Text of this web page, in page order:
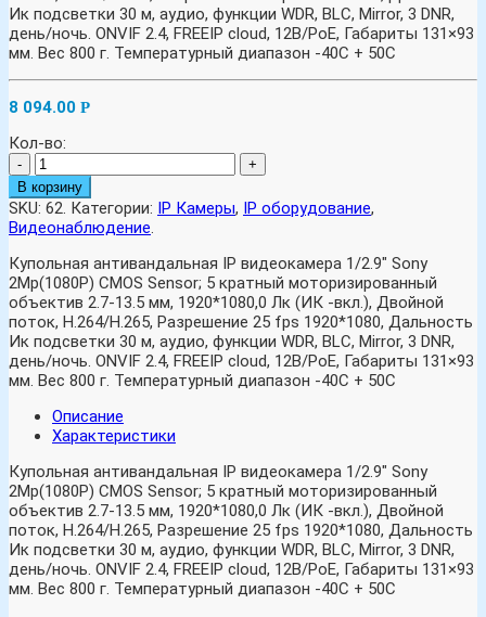
Ик подсветки 30 м, аудио, функции WDR, BLC, Mirror, 3 DNR,
день/ночь. ONVIF 2.4, FREEIP cloud, 12В/PoE, Габариты 131×93
мм. Вес 800 г. Температурный диапазон -40С + 50С
8 094.00 Р
Кол-во:
-
+
В корзину
SKU: 62. Категории: IP Камеры, IP оборудование,
Видеонаблюдение.
Купольная антивандальная IP видеокамера 1/2.9″ Sony
2Mp(1080P) CMOS Sensor; 5 кратный моторизированный
объектив 2.7-13.5 мм, 1920*1080,0 Лк (ИК -вкл.), Двойной
поток, H.264/H.265, Разрешение 25 fps 1920*1080, Дальность
Ик подсветки 30 м, аудио, функции WDR, BLC, Mirror, 3 DNR,
день/ночь. ONVIF 2.4, FREEIP cloud, 12В/PoE, Габариты 131×93
мм. Вес 800 г. Температурный диапазон -40С + 50С
Описание
Характеристики
Купольная антивандальная IP видеокамера 1/2.9″ Sony
2Mp(1080P) CMOS Sensor; 5 кратный моторизированный
объектив 2.7-13.5 мм, 1920*1080,0 Лк (ИК -вкл.), Двойной
поток, H.264/H.265, Разрешение 25 fps 1920*1080, Дальность
Ик подсветки 30 м, аудио, функции WDR, BLC, Mirror, 3 DNR,
день/ночь. ONVIF 2.4, FREEIP cloud, 12В/PoE, Габариты 131×93
мм. Вес 800 г. Температурный диапазон -40С + 50С